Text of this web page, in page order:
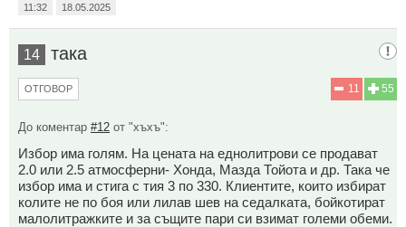
11:32 18.05.2025
14 така
55
11
ОТГОВОР
До коментар #12 от "хъхъ":
Избор има голям. На цената на еднолитрови се продават
2.0 или 2.5 атмосферни- Хонда, Мазда Тойота и др. Така че
избор има и стига с тия 3 по 330. Клиентите, които избират
колите не по боя или лилав шев на седалката, бойкотират
малолитражките и за същите пари си взимат големи обеми.